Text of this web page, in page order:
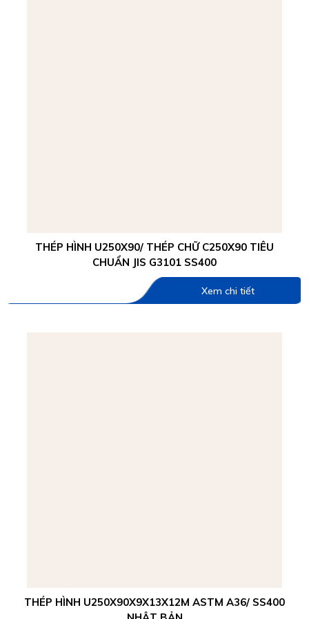
THÉP HÌNH U250X90/ THÉP CHỮ C250X90 TIÊU
CHUẨN JIS G3101 SS400
Xem chi tiết
THÉP HÌNH U250X90X9X13X12M ASTM A36/ SS400